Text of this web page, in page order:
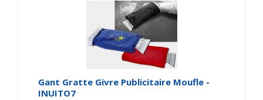
Gant Gratte Givre Publicitaire Moufle -
INUITO7